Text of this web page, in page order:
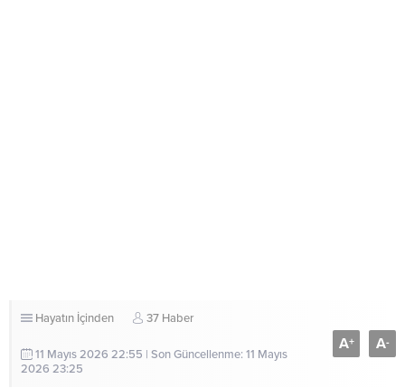
Hayatın İçinden 37 Haber
11 Mayıs 2026 22:55 | Son Güncellenme: 11 Mayıs
2026 23:25
A+ A-